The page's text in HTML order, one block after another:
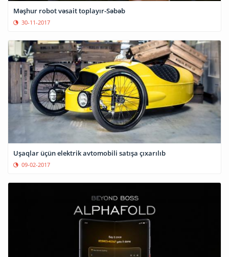
Məşhur robot vəsait toplayır-Səbəb
30-11-2017
Uşaqlar üçün elektrik avtomobili satışa çıxarılıb
09-02-2017